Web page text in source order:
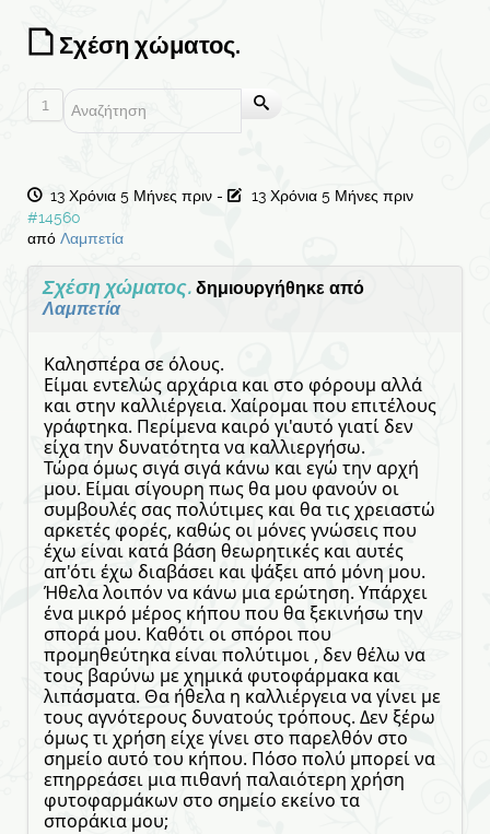
Σχέση χώματος.
1
13 Χρόνια 5 Μήνες πριν -
13 Χρόνια 5 Μήνες πριν
#14560
από Λαμπετία
Σχέση χώματος. δημιουργήθηκε από
Λαμπετία
Καλησπέρα σε όλους.
Είμαι εντελώς αρχάρια και στο φόρουμ αλλά
και στην καλλιέργεια. Χαίρομαι που επιτέλους
γράφτηκα. Περίμενα καιρό γι'αυτό γιατί δεν
είχα την δυνατότητα να καλλιεργήσω.
Τώρα όμως σιγά σιγά κάνω και εγώ την αρχή
μου. Είμαι σίγουρη πως θα μου φανούν οι
συμβουλές σας πολύτιμες και θα τις χρειαστώ
αρκετές φορές, καθώς οι μόνες γνώσεις που
έχω είναι κατά βάση θεωρητικές και αυτές
απ'ότι έχω διαβάσει και ψάξει από μόνη μου.
Ήθελα λοιπόν να κάνω μια ερώτηση. Υπάρχει
ένα μικρό μέρος κήπου που θα ξεκινήσω την
σπορά μου. Καθότι οι σπόροι που
προμηθεύτηκα είναι πολύτιμοι , δεν θέλω να
τους βαρύνω με χημικά φυτοφάρμακα και
λιπάσματα. Θα ήθελα η καλλιέργεια να γίνει με
τους αγνότερους δυνατούς τρόπους. Δεν ξέρω
όμως τι χρήση είχε γίνει στο παρελθόν στο
σημείο αυτό του κήπου. Πόσο πολύ μπορεί να
επηρρεάσει μια πιθανή παλαιότερη χρήση
φυτοφαρμάκων στο σημείο εκείνο τα
σποράκια μου;